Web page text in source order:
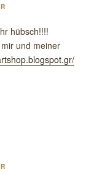
hübsch!!!!
und meiner